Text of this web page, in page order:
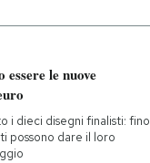
le nuove
i dieci disegni finalisti: fino
possono dare il loro